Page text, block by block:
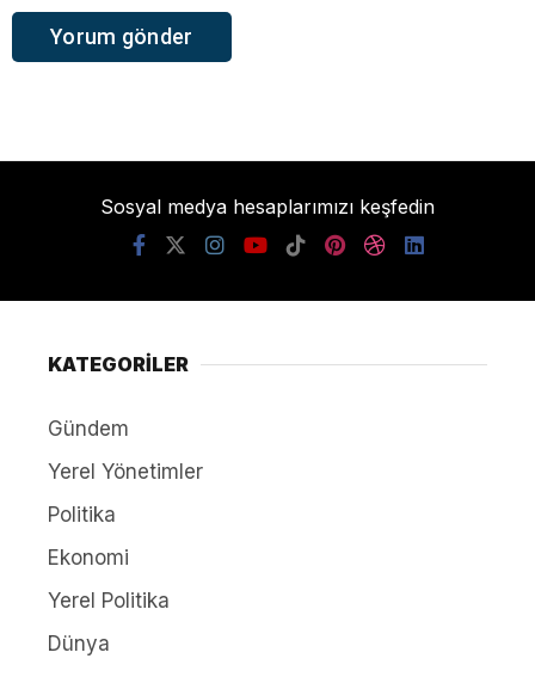
Sosyal medya hesaplarımızı keşfedin
KATEGORİLER
Gündem
Yerel Yönetimler
Politika
Ekonomi
Yerel Politika
Dünya